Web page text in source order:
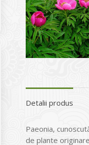
Detalii produs
Paeonia,
de plante